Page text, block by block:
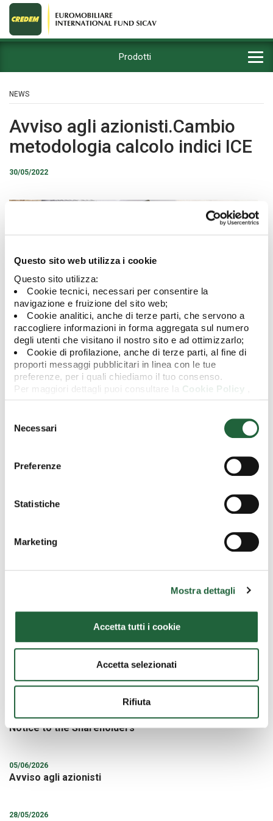
Questo sito web utilizza i cookie
Questo sito utilizza:
Cookie tecnici, necessari per consentire la
navigazione e fruizione del sito web;
Cookie analitici, anche di terze parti, che servono a
raccogliere informazioni in forma aggregata sul numero
degli utenti che visitano il nostro sito e ad ottimizzarlo;
Cookie di profilazione, anche di terze parti, al fine di
proporti messaggi pubblicitari in linea con le tue
preferenze, per i quali chiediamo il tuo consenso.
Per maggiori dettagli puoi consultare la Cookie Policy
"Rifiuta".
delNecessari
Preferenze
Statistiche
Marketing
Mostra dettagli
Accetta tutti i cookie
Accetta selezionati
Rifiuta
Prodotti
NEWS
Avviso agli azionisti.Cambio
metodologia calcolo indici ICE
30/05/2022
Si rende noto che la società ICE Data Indices LLC ha deciso di
modificare - con effetto dal 1° luglio 2022 - la metodologia di
calcolo degli indici appartenenti alla famiglia "ICE Fixed Income",
di cui la stessa è proprietaria, al fine di includere i costi di
utilizza l'indice "ICE BofAML Euro Large Cap Corporate ESG Tilt
Index" (appartenente a tale famiglia), come parametro di
applicabili alla classe di azioni A.
Documentazione
Ultime news
Avviso agli azionisti: Modifica della Denominazione
Sociale
10/06/2026
Notice to the Shareholders
05/06/2026
Avviso agli azionisti
28/05/2026